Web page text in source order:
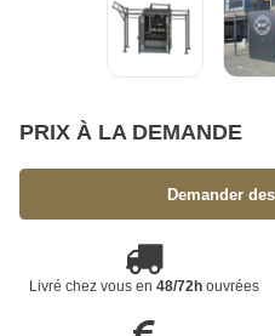
PRIX À LA DEMANDE
Demander
Livré chez vous en 48/72houvrées